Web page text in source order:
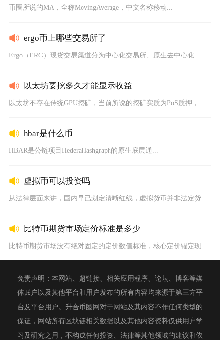
币圈所说的MA，全称MovingAverage，中文名称移动...
ergo币上哪些交易所了
Ergo（ERG）现货交易渠道分为中心化交易所、原生去中心化...
以太坊要挖多久才能显示收益
以太坊不存在传统GPU挖矿，当前所说的挖矿实质为PoS质押，...
hbar是什么币
HBAR是公链项目HederaHashgraph的原生底层通...
虚拟币可以投资吗
从法律层面来讲，国内早已划定清晰红线，虚拟货币并非法定货币，...
比特币期货市场定价标准是多少
比特币期货市场没有绝对固定的定价数值标准，核心定价锚定现货加...
免责声明：本网站、超链接、相关应用程序、论坛、博客等媒
体账户以及其他平台和用户发布的所有内容均来源于第三方平
台及平台用户。升合币圈网对于网站及其内容不作任何类型的
保证，网站所有区块链相关数据以及其他内容资料仅供用户学
习及研究之用，不构成任何投资、法律等其他领域的建议和依